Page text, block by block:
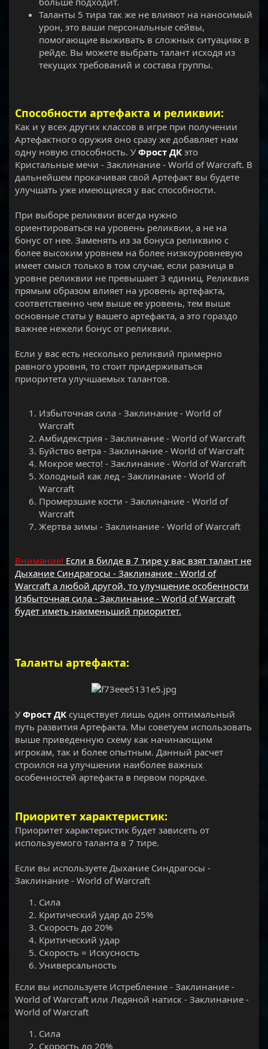
Таланты 5 тира так же не влияют на наносимый
урон, это ваши персональные сейвы,
помогающие выживать в сложных ситуациях в
рейде. Вы можете выбрать талант исходя из
текущих требований и состава группы.
Способности артефакта и реликвии:
Как и у всех других классов в игре при получении
Артефактного оружия оно сразу же добавляет нам
одну новую способность. У Фрост ДК это
Кристальные мечи - Заклинание - World of Warcraft. В
дальнейшем прокачивая свой Артефакт вы будете
улучшать уже имеющиеся у вас способности.
При выборе реликвии всегда нужно
ориентироваться на уровень реликвии, а не на
бонус от нее. Заменять из за бонуса реликвию с
более высоким уровнем на более низкоуровневую
имеет смысл только в том случае, если разница в
уровне реликвии не превышает 3 единиц. Реликвия
прямым образом влияет на уровень артефакта,
соответственно чем выше ее уровень, тем выше
основные статы у вашего артефакта, а это гораздо
важнее нежели бонус от реликвии.
Если у вас есть несколько реликвий примерно
равного уровня, то стоит придерживаться
приоритета улучшаемых талантов.
Избыточная сила - Заклинание - World of
Warcraft
Амбидекстрия - Заклинание - World of Warcraft
Буйство ветра - Заклинание - World of Warcraft
Мокрое место! - Заклинание - World of Warcraft
Холодный как лед - Заклинание - World of
Warcraft
Промерзшие кости - Заклинание - World of
Warcraft
Жертва зимы - Заклинание - World of Warcraft
Внимание! Если в билде в 7 тире у вас взят талант не
Дыхание Синдрагосы - Заклинание - World of
Warcraft а любой другой, то улучшение особенности
Избыточная сила - Заклинание - World of Warcraft
будет иметь наименьший приоритет.
Таланты артефакта:
У Фрост ДК существует лишь один оптимальный
путь развития Артефакта. Мы советуем использовать
выше приведенную схему как начинающим
игрокам, так и более опытным. Данный расчет
строился на улучшении наиболее важных
особенностей артефакта в первом порядке.
Приоритет характеристик:
Приоритет характеристик будет зависеть от
используемого таланта в 7 тире.
Если вы используете Дыхание Синдрагосы -
Заклинание - World of Warcraft
Сила
Критический удар до 25%
Скорость до 20%
Критический удар
Скорость = Искусность
Универсальность
Если вы используете Истребление - Заклинание -
World of Warcraft или Ледяной натиск - Заклинание -
World of Warcraft
Сила
Скорость до 20%